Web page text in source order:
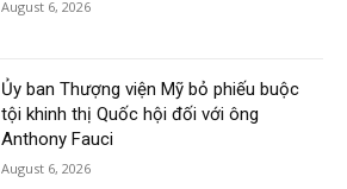
August 6, 2026
Ủy ban Thượng viện Mỹ bỏ phiếu buộc
tội khinh thị Quốc hội đối với ông
Anthony Fauci
August 6, 2026